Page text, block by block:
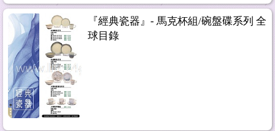
『經典瓷器』- 馬克杯組/碗盤碟系列 全
球目錄